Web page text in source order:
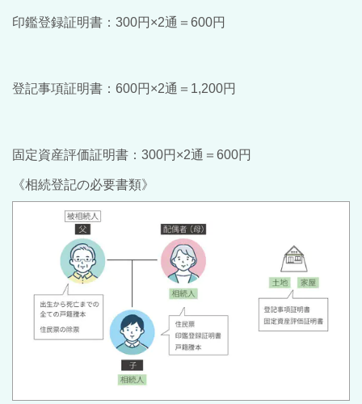
印鑑登録証明書：300円×2通＝600円
登記事項証明書：600円×2通＝1,200円
固定資産評価証明書：300円×2通＝600円
《相続登記の必要書類》